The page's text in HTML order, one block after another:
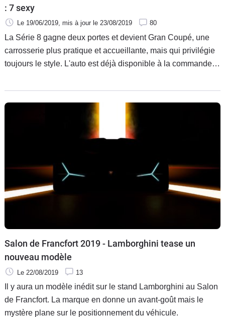
: 7 sexy
Le 19/06/2019 , mis à jour le 23/08/2019 80
La Série 8 gagne deux portes et devient Gran Coupé, une
carrosserie plus pratique et accueillante, mais qui privilégie
toujours le style. L'auto est déjà disponible à la commande,
Salon de Francfort 2019 - Lamborghini tease un
nouveau modèle
Le 22/08/2019 13
Il y aura un modèle inédit sur le stand Lamborghini au Salon
de Francfort. La marque en donne un avant-goût mais le
mystère plane sur le positionnement du véhicule.